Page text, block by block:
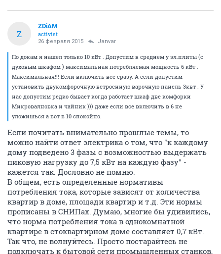
Z
ZDiAM
activist
26 февраля 2015 Janvar
По докам я нашел только 10 кВт . Допустим в среднем у эл.плиты (с
духовым шкафом ) максимальная потребляемая мощность 6 кВт .
Максимальная!!! Если включить все сразу. А если допустим
установить двукомфорочную встроенную варочную панель 3квт . У
нас допустим редко бывает когда работает шкаф две комфорки
Микровалновка и чайник ))) даже если все включить в 6 не
уложишься а вот в 10 спокойно.
Если почитать внимательно прошлые темы, то
можно найти ответ электрика о том, что "к каждому
дому подведено 3 фазы с возможностью выдержать
пиковую нагрузку до 7,5 кВт на каждую фазу" -
кажется так. Дословно не помню.
В общем, есть определенные нормативы
потребления тока, которые зависят от количества
квартир в доме, площади квартир и т.д. Эти нормы
прописаны в СНИПах. Думаю, многие бы удивились,
что норма потребления тока в однокомнатной
квартире в стоквартирном доме составляет 0,7 кВт.
Так что, не волнуйтесь. Просто постарайтесь не
подключать к бытовой сети промышленных станков,